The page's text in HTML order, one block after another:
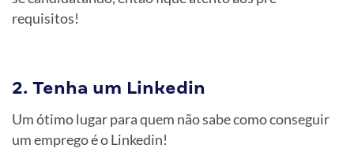
requisitos!
2. Tenha um Linkedin
Um ótimo lugar para quem não sabe como conseguir
um emprego é o Linkedin!